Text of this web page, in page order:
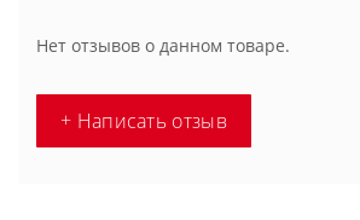
Нет отзывов о данном товаре.
+ Написать отзыв